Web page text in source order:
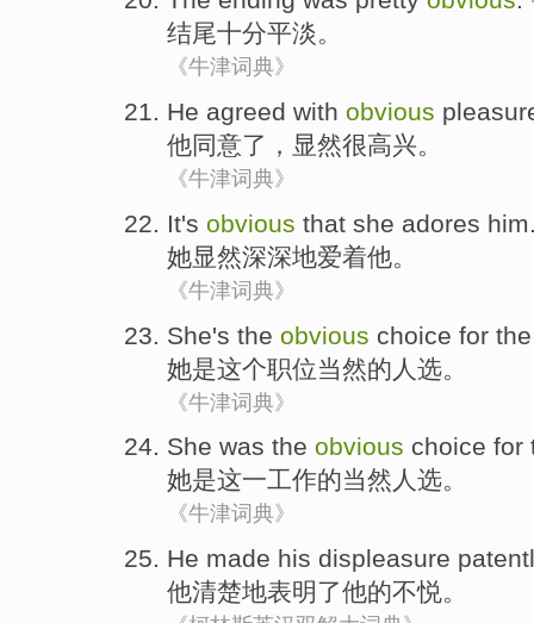
结尾十分平淡。
《牛津词典》
He agreed with obvious
他同意了， 显然很高兴。
《牛津词典》
It's obvious that she adores him
她显然深深地爱着他。
《牛津词典》
She's the obvious choice for the
她是这个职位当然的 人选。
《牛津词典》
She was the obvious choice for
她是这一工作的当然 人选。
《牛津词典》
He made his displeasure
他清楚地表明了他的不悦。